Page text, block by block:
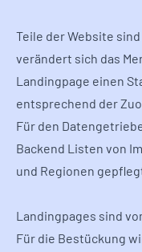
Teile der Website
verändert sich das
Landingpage einen
entsprechend der
Für den
Backend Listen von
und Regionen
Landingpages sind
Für die Bestückung